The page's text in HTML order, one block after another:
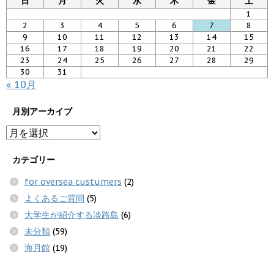
1
2
3 4 5 6 7
8
9
10 11 12 13 14
15
16
17 18 19 20 21
22
23
24 25 26 27 28
29
30
31
« 10月
月別アーカイブ
カテゴリー
for oversea custumers (2)
よくあるご質問 (5)
大学生が紹介する淡路島 (6)
未分類 (59)
海月館 (19)